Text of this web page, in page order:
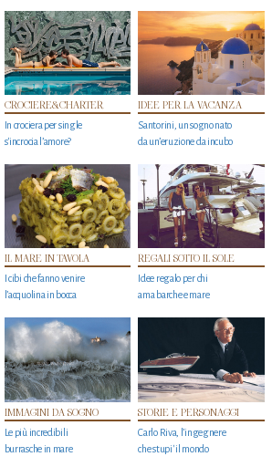
CROCIERE&CHARTER
In crociera per single
s'incrocia l’amore?
IDEE PER LA VACANZA
Santorini, un sogno nato
da un’eruzione da incubo
IL MARE IN TAVOLA
I cibi che fanno venire
l’acquolina in bocca
REGALI SOTTO IL SOLE
Idee regalo per chi
ama barche e mare
IMMAGINI DA SOGNO
Le più incredibili
burrasche in mare
STORIE E PERSONAGGI
Carlo Riva, l’ingegnere
che stupi' il mondo